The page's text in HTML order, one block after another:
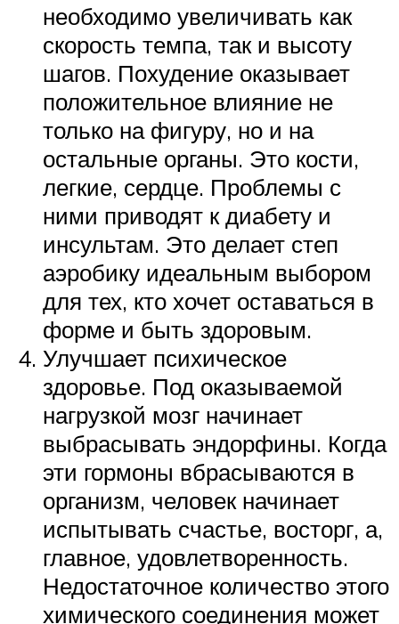
необходимо увеличивать как
скорость темпа, так и высоту
шагов. Похудение оказывает
положительное влияние не
только на фигуру, но и на
остальные органы. Это кости,
легкие, сердце. Проблемы с
ними приводят к диабету и
инсультам. Это делает степ
аэробику идеальным выбором
для тех, кто хочет оставаться в
форме и быть здоровым.
Улучшает психическое
здоровье. Под оказываемой
нагрузкой мозг начинает
выбрасывать эндорфины. Когда
эти гормоны вбрасываются в
организм, человек начинает
испытывать счастье, восторг, а,
главное, удовлетворенность.
Недостаточное количество этого
химического соединения может